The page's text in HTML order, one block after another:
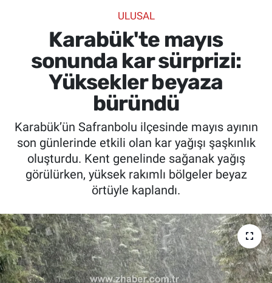
ULUSAL
Karabük'te mayıs
sonunda kar sürprizi:
Yüksekler beyaza
büründü
Karabük’ün Safranbolu ilçesinde mayıs ayının
son günlerinde etkili olan kar yağışı şaşkınlık
oluşturdu. Kent genelinde sağanak yağış
görülürken, yüksek rakımlı bölgeler beyaz
örtüyle kaplandı.
SAĞLIK